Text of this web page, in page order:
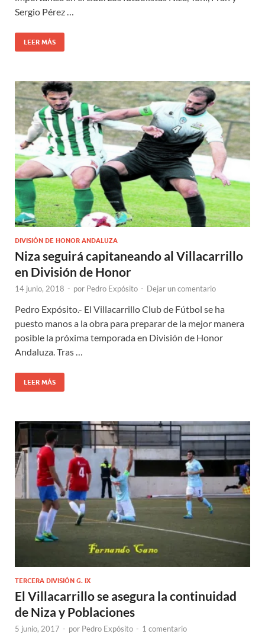
Sergio Pérez …
LEER MÁS
DIVISIÓN DE HONOR ANDALUZA
Niza seguirá capitaneando al Villacarrillo
en División de Honor
14 junio, 2018 - por Pedro Expósito - Dejar un comentario
Pedro Expósito.- El Villacarrillo Club de Fútbol se ha
puesto manos a la obra para preparar de la mejor manera
posible la próxima temporada en División de Honor
Andaluza. Tras …
LEER MÁS
TERCERA DIVISIÓN G. IX
El Villacarrillo se asegura la continuidad
de Niza y Poblaciones
5 junio, 2017 - por Pedro Expósito - 1 comentario